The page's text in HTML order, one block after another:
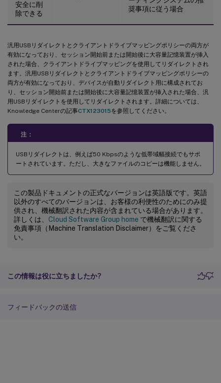
安全に削
除できる
奨事項に従う場合
汎用USBリダイレクトとクライアントドライブマッピングポリシーの両方が
有効になっており、セッション開始前または開始後に大容量記憶装置が挿入
された場合、クライアントドライブマッピングを使用してリダイレクトされ
ます。汎用USBリダイレクトとクライアントドライブマッピングポリシーの
両方が有効になっており、デバイスが自動リダイレクト用に構成されてお
り、セッション開始前または開始後に大容量記憶装置が挿入された場合、汎
用USBリダイレクトを使用してリダイレクトされます。詳細については、
Knowledge Centerの記事CTX123015を参照してください。
注：
USBリダイレクトは、例えば50 Kbpsのような低帯域幅接続でもサポ
ートされています。ただし、大きなファイルのコピーは機能しません。
この製品ドキュメントの正式なバージョンは英語版です。英語
以外のすべてのバージョンは、お客様の利便性のためにのみ提
供され、機械翻訳された内容が含まれている場合があります。
詳しくは、 Cloud Software Group home で機械翻訳に関する
免責事項（Machine Translation Disclaimer）をご覧くださ
い。
この情報は役に立ちましたか?
フィードバックの送信